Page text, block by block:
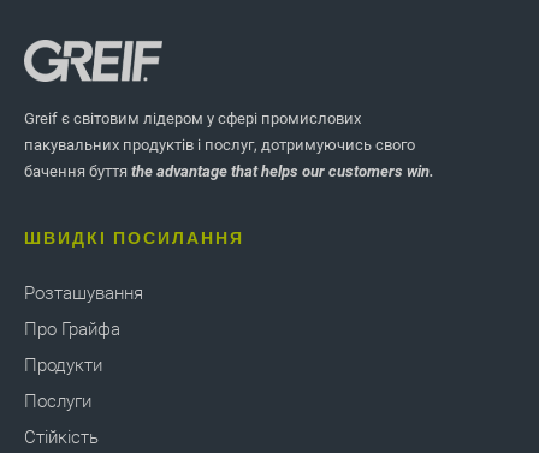
Greif є світовим лідером у сфері промислових
пакувальних продуктів і послуг, дотримуючись свого
бачення буття the advantage that helps our customers win.
ШВИДКІ ПОСИЛАННЯ
Розташування
Про Грайфа
Продукти
Послуги
Стійкість